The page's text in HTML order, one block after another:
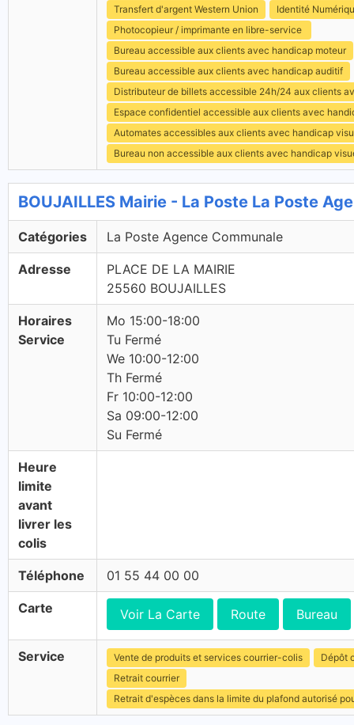
Transfert d'argent Western Union
Identité
Photocopieur / imprimante en libre-service
Bureau accessible aux clients avec handicap moteur
Bureau accessible aux clients avec handicap auditif
Distributeur de billets accessible 24h/24 aux clients
Espace confidentiel accessible aux clients avec
Automates accessibles aux clients avec handicap
Bureau non accessible aux clients avec handicap
BOUJAILLES Mairie - La Poste La Poste
Catégories La Poste Agence Communale
Adresse
PLACE DE LA MAIRIE
25560 BOUJAILLES
Horaires
Service
Mo 15:00-18:00
Tu Fermé
We 10:00-12:00
Th Fermé
Fr 10:00-12:00
Sa 09:00-12:00
Su Fermé
Heure
limite
avant
livrer les
colis
Téléphone 01 55 44 00 00
Carte Voir La Carte Route Bureau
Service Vente de produits et services courrier-colis
Dépôt
Retrait courrier
Retrait d'espèces dans la limite du plafond autorisé